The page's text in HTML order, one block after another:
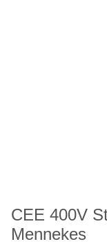
CEE 400V
Mennekes